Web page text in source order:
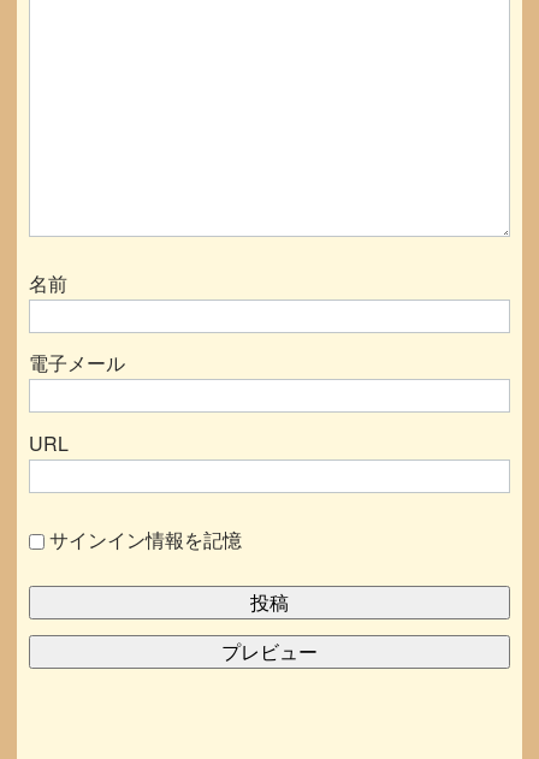
名前
電子メール
URL
サインイン情報を記憶